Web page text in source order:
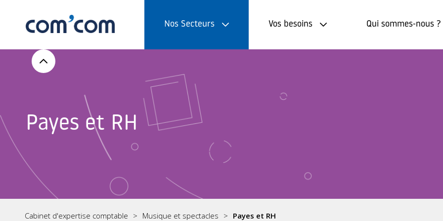
Nos Secteurs Vos besoins Qui sommes-nous ?
Payes et RH
Cabinet d'expertise comptable Musique et spectacles Payes et RH